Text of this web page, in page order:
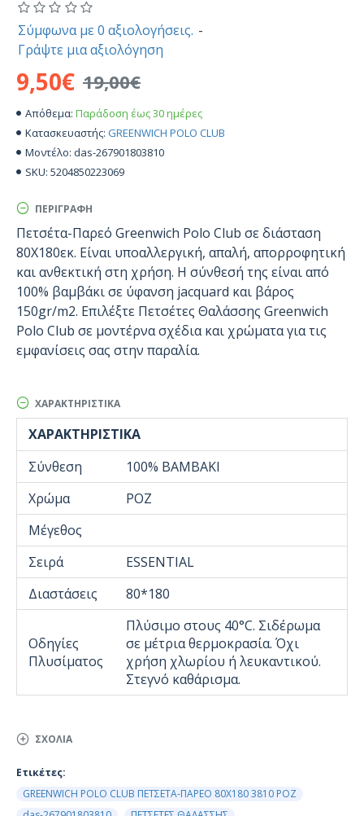
Απόθεμα: Παράδοση έως 30 ημέρες
Κατασκευαστής: GREENWICH POLO CLUB
Μοντέλο: das-267901803810
SKU: 5204850223069
Σύμφωνα με 0 αξιολογήσεις. -
Γράψτε μια αξιολόγηση
9,50€ 19,00€
ΠΕΡΙΓΡΑΦΉ
Πετσέτα-Παρεό Greenwich Polo Club σε διάσταση
80Χ180εκ. Είναι υποαλλεργική, απαλή, απορροφητική
και ανθεκτική στη χρήση. Η σύνθεσή της είναι από
100% βαμβάκι σε ύφανση jacquard και βάρος
150gr/m2. Επιλέξτε Πετσέτες Θαλάσσης Greenwich
Polo Club σε μοντέρνα σχέδια και χρώματα για τις
εμφανίσεις σας στην παραλία.
ΧΑΡΑΚΤΗΡΙΣΤΙΚΆ
ΧΑΡΑΚΤΗΡΙΣΤΙΚΆ
Σύνθεση
100% ΒΑΜΒΑΚΙ
Χρώμα
ΡΟΖ
Μέγεθος
Σειρά
ESSENTIAL
Διαστάσεις
80*180
Οδηγίες
Πλυσίματος
Πλύσιμο στους 40°C. Σιδέρωμα
σε μέτρια θερμοκρασία. Όχι
χρήση χλωρίου ή λευκαντικού.
Στεγνό καθάρισμα.
ΣΧΌΛΙΑ
Ετικέτες:
GREENWICH POLO CLUB ΠΕΤΣΕΤΑ-ΠΑΡΕΟ 80Χ180 3810 ΡΟΖ